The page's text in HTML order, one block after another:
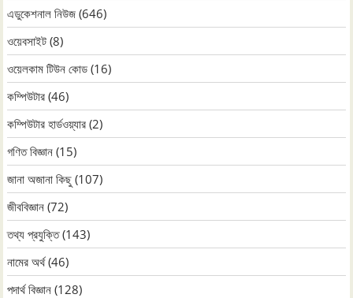
এডুকেশনাল নিউজ (646)
ওয়েবসাইট (8)
ওয়েলকাম টিউন কোড (16)
কম্পিউটার (46)
কম্পিউটার হার্ডওয়্যার (2)
গণিত বিজ্ঞান (15)
জানা অজানা কিছু (107)
জীববিজ্ঞান (72)
তথ্য প্রযুক্তি(143)
নামের অর্থ(46)
পদার্থ বিজ্ঞান (128)